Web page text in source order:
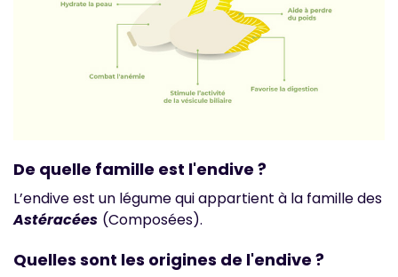
De quelle famille est l'endive ?
L’endive est un légume qui appartient à la famille des
Astéracées (Composées).
Quelles sont les origines de l'endive ?